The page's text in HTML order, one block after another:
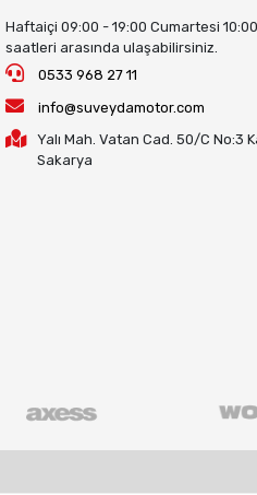
Haftaiçi 09:00 - 19:00 Cumartesi
saatleri arasında ulaşabilirsiniz.
0533 968 27 11
info@suveydamotor.com
Yalı Mah. Vatan Cad. 50/C No:3
Sakarya